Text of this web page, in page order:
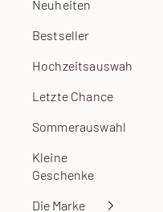
Neuheiten
Bestseller
Hochzeitsauswahl
Letzte Chance
Sommerauswahl
Kleine
Geschenke
Die Marke